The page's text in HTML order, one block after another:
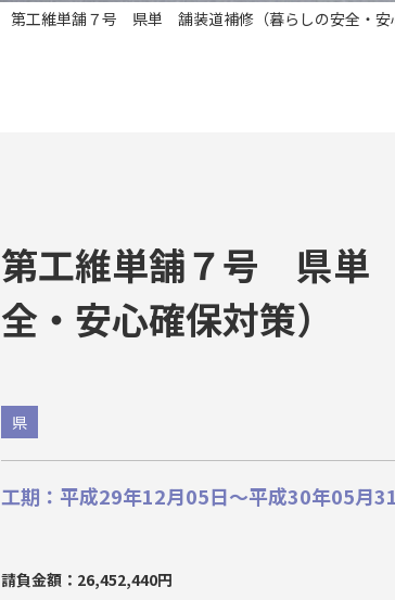
第工維単舗７号 県単 舗装道補修（暮らしの安全・安
第工維単舗７号 県単
全・安心確保対策）
県
工期：平成29年12月05日～平成30年05月
請負金額：26,452,440円